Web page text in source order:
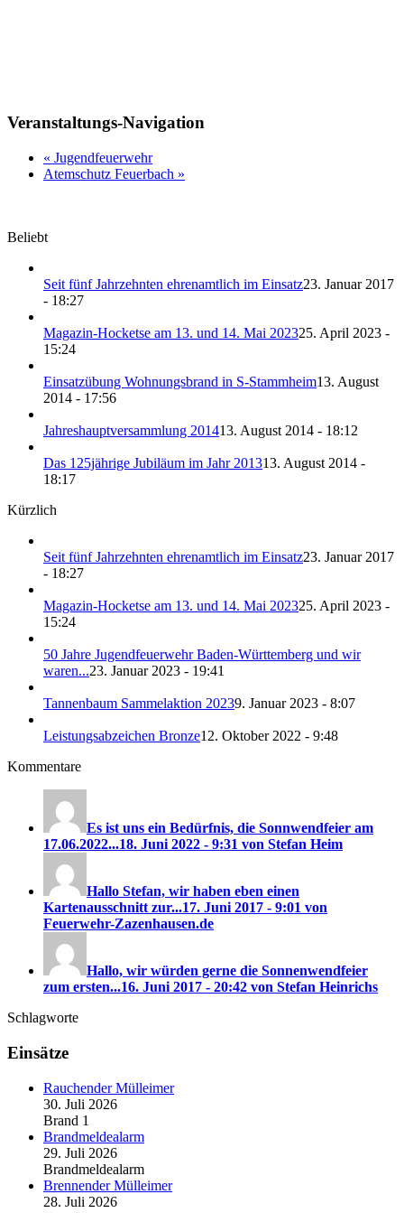
Veranstaltungs-Navigation
« Jugendfeuerwehr
Atemschutz Feuerbach »
Beliebt
Seit fünf Jahrzehnten ehrenamtlich im Einsatz23. Januar 2017
- 18:27
Magazin-Hocketse am 13. und 14. Mai 202325. April 2023 -
15:24
Einsatzübung Wohnungsbrand in S-Stammheim13. August
2014 - 17:56
Jahreshauptversammlung 201413. August 2014 - 18:12
Das 125jährige Jubiläum im Jahr 201313. August 2014 -
18:17
Kürzlich
Seit fünf Jahrzehnten ehrenamtlich im Einsatz23. Januar 2017
- 18:27
Magazin-Hocketse am 13. und 14. Mai 202325. April 2023 -
15:24
50 Jahre Jugendfeuerwehr Baden-Württemberg und wir
waren...23. Januar 2023 - 19:41
Tannenbaum Sammelaktion 20239. Januar 2023 - 8:07
Leistungsabzeichen Bronze12. Oktober 2022 - 9:48
Kommentare
Es ist uns ein Bedürfnis, die Sonnwendfeier am
17.06.2022...18. Juni 2022 - 9:31 von Stefan Heim
Hallo Stefan, wir haben eben einen
Kartenausschnitt zur...17. Juni 2017 - 9:01 von
Feuerwehr-Zazenhausen.de
Hallo, wir würden gerne die Sonnenwendfeier
zum ersten...16. Juni 2017 - 20:42 von Stefan Heinrichs
Schlagworte
Einsätze
Rauchender Mülleimer
30. Juli 2026
Brand 1
Brandmeldealarm
29. Juli 2026
Brandmeldealarm
Brennender Mülleimer
28. Juli 2026